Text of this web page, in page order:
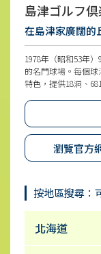
島津ゴルフ
在島津家廣闊的
1978年（昭和53年
的名門球場。每個
特色，提供18洞、
瀏覽官方
按地區搜尋：
北海道